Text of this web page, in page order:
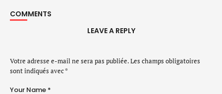
COMMENTS
LEAVE A REPLY
Votre adresse e-mail ne sera pas publiée.Les champs obligatoires
sont indiqués avec*
Your Name *